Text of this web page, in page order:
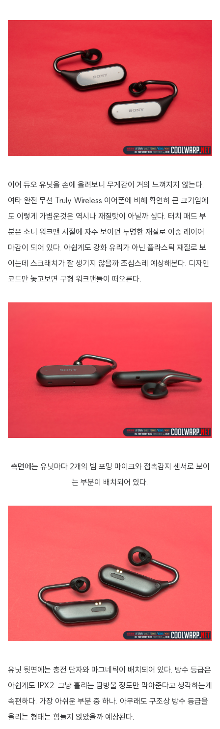
이어 듀오 유닛을 손에 올려보니 무게감이 거의 느껴지지 않는다.
여타 완전 무선 Truly Wireless 이어폰에 비해 확연히 큰 크기임에
도 이렇게 가볍운것은 역시나 재질탓이 아닐까 싶다. 터치 패드 부
분은 소니 워크맨 시절에 자주 보이던 투명한 재질로 이중 레이어
마감이 되어 있다. 아쉽게도 강화 유리가 아닌 플라스틱 재질로 보
이는데 스크래치가 잘 생기지 않을까 조심스레 예상해본다. 디자인
코드만 놓고보면 구형 워크맨들이 떠오른다.
측면에는 유닛마다 2개의 빔 포밍 마이크와 접촉감지 센서로 보이
는 부분이 배치되어 있다.
유닛 뒷면에는 충전 단자와 마그네틱이 배치되어 있다. 방수 등급은
아쉽게도 IPX2. 그냥 흘리는 땀방울 정도만 막아준다고 생각하는게
속편하다. 가장 아쉬운 부분 중 하나. 아무래도 구조상 방수 등급을
올리는 형태는 힘들지 않았을까 예상된다.